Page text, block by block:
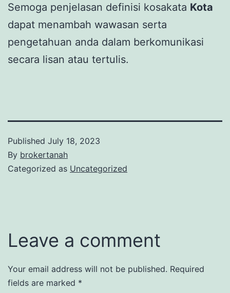
Semoga penjelasan definisi kosakata Kota
dapat menambah wawasan serta
pengetahuan anda dalam berkomunikasi
secara lisan atau tertulis.
Published July 18, 2023
By brokertanah
Categorized as Uncategorized
Leave a comment
Your email address will not be published. Required
fields are marked *